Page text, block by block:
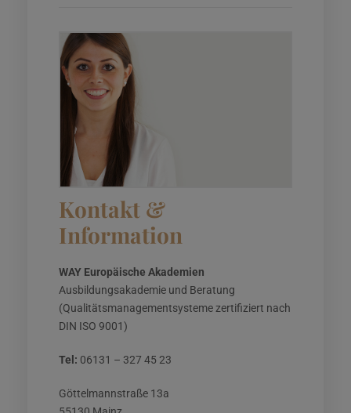
Kontakt &
Information
WAY Europäische Akademien
Ausbildungsakademie und Beratung
(Qualitätsmanagementsysteme zertifiziert nach
DIN ISO 9001)
Tel: 06131 – 327 45 23
Göttelmannstraße 13a